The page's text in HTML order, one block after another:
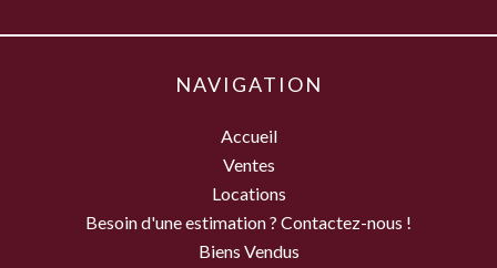
NAVIGATION
Accueil
Ventes
Locations
Besoin d'une estimation ? Contactez-nous !
Biens Vendus